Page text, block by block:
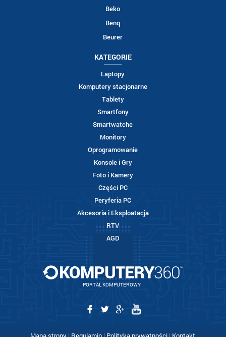
Beko
Benq
Beurer
KATEGORIE
Laptopy
Komputery stacjonarne
Tablety
Smartfony
Smartwatche
Monitory
Oprogramowanie
Konsole i Gry
Foto i Kamery
Części PC
Peryferia PC
Akcesoria i Eksploatacja
RTV
AGD
PORTAL KOMPUTEROWY